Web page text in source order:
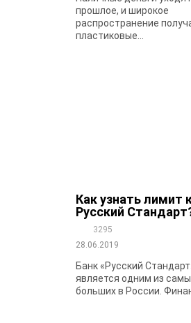
прошлое, и широкое
распространение
пластиковые...
Как узнать лимит
Русский
3295
28.06.2019
Банк «Русский
является одним из
больших в России.